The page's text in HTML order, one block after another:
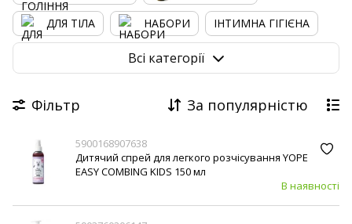
ДЛЯ ТІЛА НАБОРИ ІНТИМНА ГІГІЄНА
ДОГЛЯД ЗА РУКАМИ
Всі категорії
Фільтр За популярністю
5900168907638
Дитячий спрей для легкого розчісування YOPE
EASY COMBING KIDS 150 мл
В наявності